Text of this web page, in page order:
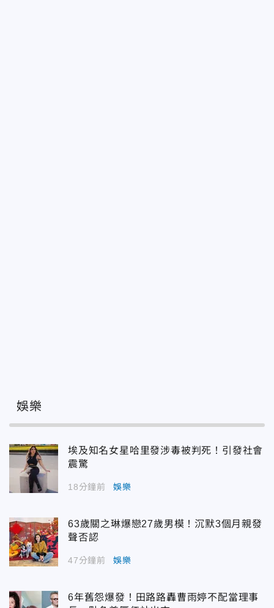
娛樂
埃及知名女星哈里發涉毒被判死！引發社會
震驚
18分鐘前 娛樂
63歲關之琳爆戀27歲男模！沉默3個月親發
聲否認
47分鐘前 娛樂
6年舊怨爆發！田路路轟曹雨婷不配當理事